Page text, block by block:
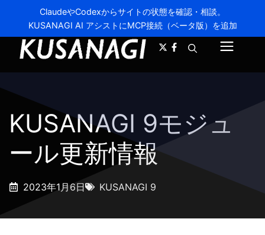
ClaudeやCodexからサイトの状態を確認・相談。
KUSANAGI AI アシストにMCP接続（ベータ版）を追加
ニ
KUSANAGI 9モジュ
ール更新情報
2023年1月6日 KUSANAGI 9
A- A+